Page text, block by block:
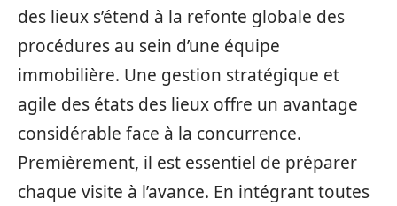
des lieux s’étend à la refonte globale des
procédures au sein d’une équipe
immobilière. Une gestion stratégique et
agile des états des lieux offre un avantage
considérable face à la concurrence.
Premièrement, il est essentiel de préparer
chaque visite à l’avance. En intégrant toutes